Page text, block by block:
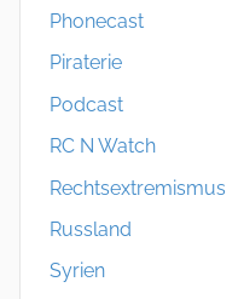
Phonecast
Piraterie
Podcast
RC N Watch
Rechtsextremismus
Russland
Syrien